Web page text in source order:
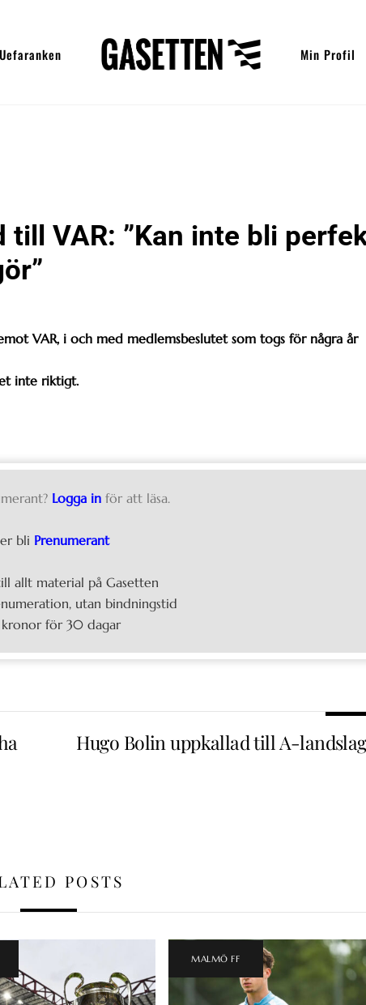
Uefaranken Min Profil
till VAR: ”Kan inte bli
VAR, i och med medlemsbeslutet som togs för några år
inte riktigt.
Logga in för att läsa.
bli Prenumerant
allt material på Gasetten
utan bindningstid
kronor för 30 dagar
Hugo Bolin uppkallad till A-
POSTS
MALMÖ FF